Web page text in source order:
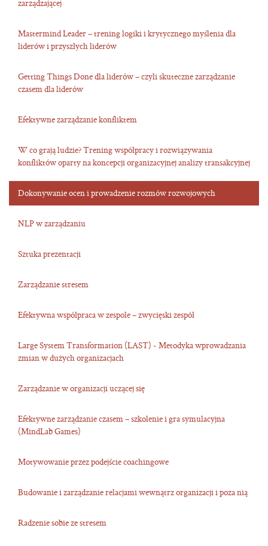
zarządzającej
Mastermind Leader – trening logiki i krytycznego myślenia dla
liderów i przyszłych liderów
Getting Things Done dla liderów – czyli skuteczne zarządzanie
czasem dla liderów
Efektywne zarządzanie konfliktem
W co grają ludzie? Trening współpracy i rozwiązywania
konfliktów oparty na koncepcji organizacyjnej analizy transakcyjnej
Dokonywanie ocen i prowadzenie rozmów rozwojowych
NLP w zarządzaniu
Sztuka prezentacji
Zarządzanie stresem
Efektywna współpraca w zespole – zwycięski zespół
Large System Transformation (LAST) - Metodyka wprowadzania
zmian w dużych organizacjach
Zarządzanie w organizacji uczącej się
Efektywne zarządzanie czasem – szkolenie i gra symulacyjna
(MindLab Games)
Motywowanie przez podejście coachingowe
Budowanie i zarządzanie relacjami wewnątrz organizacji i poza nią
Radzenie sobie ze stresem